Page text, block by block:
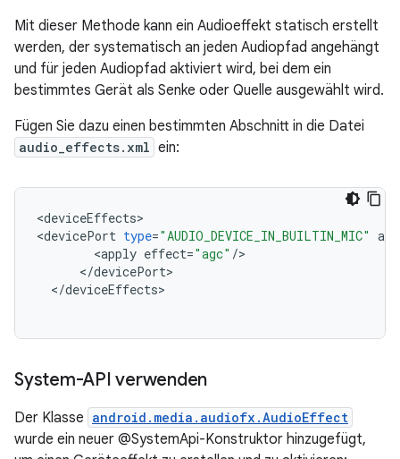
Mit dieser Methode kann ein Audioeffekt statisch erstellt
werden, der systematisch an jeden Audiopfad angehängt
und für jeden Audiopfad aktiviert wird, bei dem ein
bestimmtes Gerät als Senke oder Quelle ausgewählt wird.
Fügen Sie dazu einen bestimmten Abschnitt in die Datei
audio_effects.xml ein:
<deviceEffects>
<devicePort type="AUDIO_DEVICE_IN_BUILTIN_MIC"
<apply effect="agc" />
</devicePort>
</deviceEffects>
System-API verwenden
Der Klasse android.media.audiofx.AudioEffect
wurde ein neuer @SystemApi-Konstruktor hinzugefügt,